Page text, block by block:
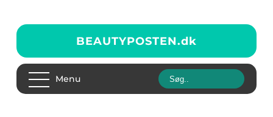
BEAUTYPOSTEN.dk
Menu